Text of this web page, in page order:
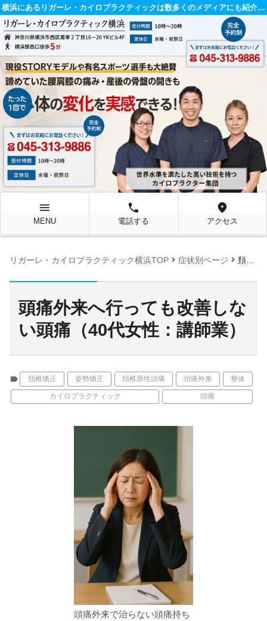
横浜にあるリガーレ・カイロプラクティックは数多くのメディアにも紹介されている整体院です。
menu
MENU
local_phone
電話する
location_on
アクセス
リガーレ・カイロプラクティック横浜TOP chevron_right 症状別ページ chevron_right 頚椎矯正, 姿勢矯正, 頚椎原性頭痛, 頭痛外来, 整体, カイロプラクティック, 頭痛
頭痛外来へ行っても改善しな
い頭痛（40代女性：講師業）
label 頚椎矯正 姿勢矯正 頚椎原性頭痛 頭痛外来 整体
カイロプラクティック 頭痛
頭痛外来で治らない頭痛持ち